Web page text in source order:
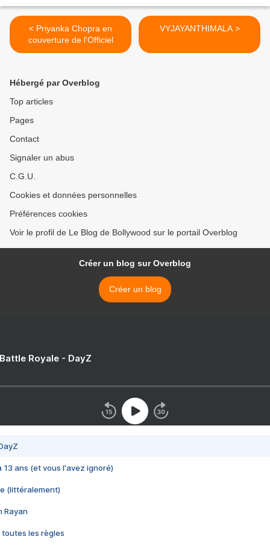
< Priyanka Chopra en
couverture de l'Officiel
VYJAYANTHIMALA >
Hébergé par Overblog
Top articles
Pages
Contact
Signaler un abus
C.G.U.
Cookies et données personnelles
Préférences cookies
Voir le profil de Le Blog de Bollywood sur le portail Overblog
Créer un blog sur Overblog
Créer un blog
Royale - DayZ
13 ans (et vous l'avez ignoré)
(littéralement)
Rayan
toutes les règles